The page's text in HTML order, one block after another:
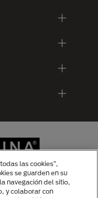
las cookies”,
se guarden en su
navegación del sitio,
y colaborar con